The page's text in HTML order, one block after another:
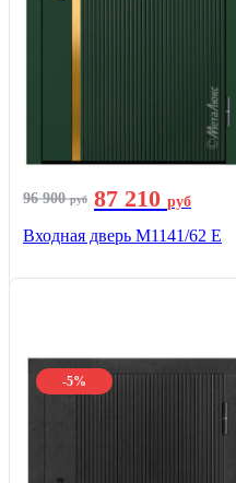
96 900руб 87 210 руб
Входная дверь М1141/62 Е
-5%